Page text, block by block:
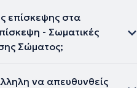
επίσκεψης στα
- Σωματικές
Σώματος;
να απευθυνθείς